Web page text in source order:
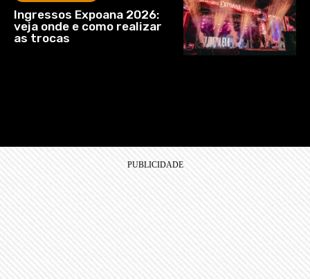
Ingressos Expoana 2026:
veja onde e como realizar
as trocas